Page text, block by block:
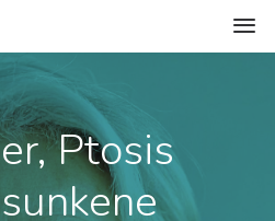
Ptosis